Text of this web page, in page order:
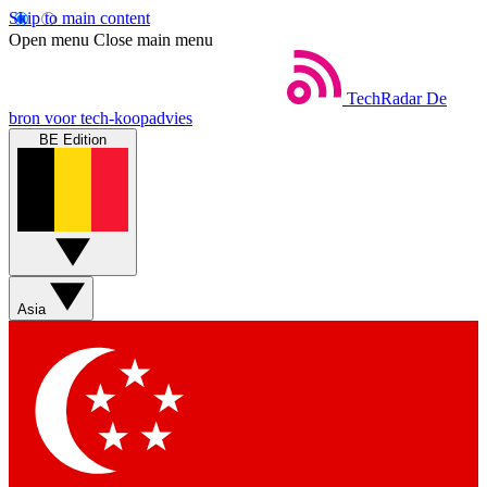
Skip to main content
Open menu Close main menu
TechRadar De
bron voor tech-koopadvies
BE Edition
Asia